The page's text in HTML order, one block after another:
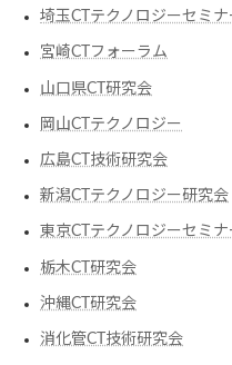
埼玉CTテクノロジーセミナ
宮崎CTフォーラム
山口県CT研究会
岡山CTテクノロジー
広島CT技術研究会
新潟CTテクノロジー研究会
東京CTテクノロジーセミナ
栃木CT研究会
沖縄CT研究会
消化管CT技術研究会